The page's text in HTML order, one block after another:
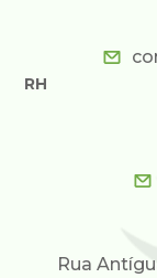
RH
Rua